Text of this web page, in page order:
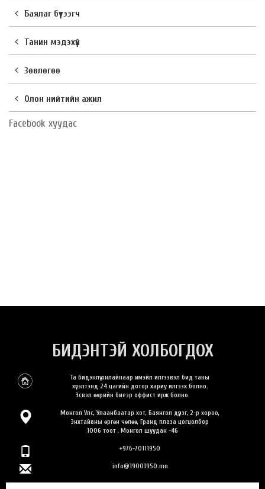
Баялаг бүтээгч
Танин мэдэхүй
Зөвлөгөө
Олон нийтийн ажил
Facebook хуудас
БИДЭНТЭЙ ХОЛБОГДОХ
Та бидэнлүү онлайнаар имэйл илгээвэл бид таны
хүсэлтэнд 24 цагийн дотор хариу илгээх болно.
Эсвэл өөрийн биеэр оффист ирж болно.
Монгол Улс, Улаанбаатар хот, Баянгол дүүрэг, 2-р хороо,
Энхтайвны өргөн чөлөө, Гранд плаза цогцолбор
1006 тоот , Монгол шуудан -46
+976-70111950
info@19001950.mn